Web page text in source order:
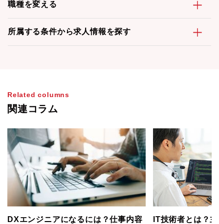
職種を変える
所属する条件から求人情報を探す
Related columns
関連コラム
DXエンジニアになるには？仕事内容
IT技術者とは？